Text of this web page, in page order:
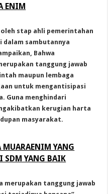
ENIM
stap ahli pemerintahan
dalam sambutannya
Bahwa
tanggung jawab
maupun lembaga
untuk mengantisipasi
Guna menghindari
kerugian harta
masyarakat.
MUARAENIM YANG
SDM YANG BAIK
merupakan tanggung jawab